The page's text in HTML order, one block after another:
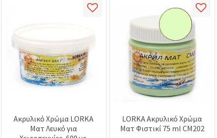
Ακρυλικό Χρώμα LORKA
Ματ Λευκό για
LORKA Ακρυλικό Χρώμα
Ματ Φιστικί 75 ml CM202